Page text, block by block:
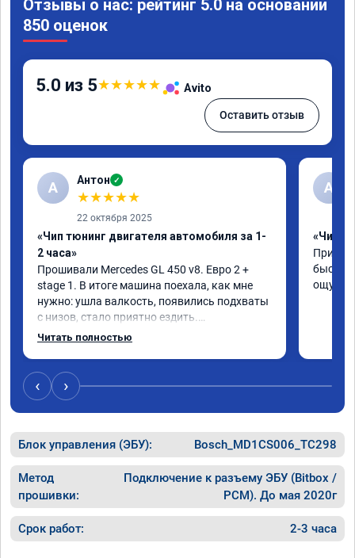
Отзывы о нас: рейтинг 5.0 на основании
850 оценок
5.0 из 5★★★★★ Avito
Оставить отзыв
А Антон ✓
★★★★★
22 октября 2025
«Чип тюнинг двигателя автомобиля за 1-
2 часа»
Прошивали Mercedes GL 450 v8. Евро 2 +
stage 1. В итоге машина поехала, как мне
нужно: ушла валкость, появились подхваты
с низов, стало приятно ездить.
Одни из лучших трат, в авто! 🔥
Читать полностью
A
«Чип
‹ ›
Блок управления (ЭБУ): Bosch_MD1CS006_TC298
Метод
прошивки:
Подключение к разъему ЭБУ (Bitbox /
PCM). До мая 2020г
Срок работ: 2-3 часа